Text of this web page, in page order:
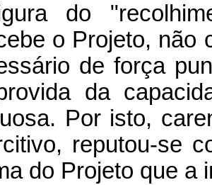
do
o Projeto, não
de força
da
Por isto,
reputou-se
do Projeto que a